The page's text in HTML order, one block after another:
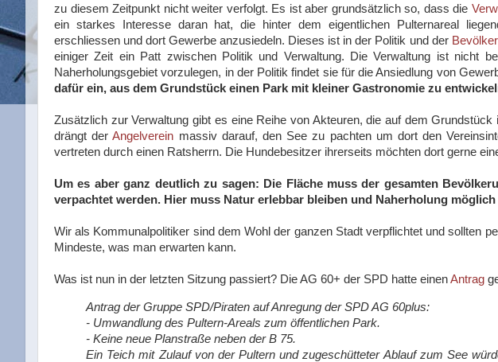
zu diesem Zeitpunkt nicht weiter verfolgt. Es ist aber grundsätzlich so, dass die
ein starkes Interesse daran hat, die hinter dem eigentlichen Pulternareal
erschliessen und dort Gewerbe anzusiedeln. Dieses ist in der Politik und der
einiger Zeit ein Patt zwischen Politik und Verwaltung. Die Verwaltung ist nicht
Naherholungsgebiet vorzulegen, in der Politik findet sie für die Ansiedlung von
dafür ein, aus dem Grundstück einen Park mit kleiner Gastronomie zu
Zusätzlich zur Verwaltung gibt es eine Reihe von Akteuren, die auf dem
drängt derAngelverein massiv darauf, den See zu pachten um dort den
vertreten durch einen Ratsherrn. Die Hundebesitzer ihrerseits möchten dort gerne
Um es aber ganz deutlich zu sagen: Die Fläche muss der gesamten
verpachtet werden. Hier muss Natur erlebbar bleiben und Naherholung möglich
Wir als Kommunalpolitiker sind dem Wohl der ganzen Stadt verpflichtet und sollten
Mindeste, was man erwarten kann.
Was ist nun in der letzten Sitzung passiert? Die AG 60+ der SPD hatte einenAntrag
Antrag der Gruppe SPD/Piraten auf Anregung der SPD AG 60plus:
- Umwandlung des Pultern-Areals zum öffentlichen Park.
- Keine neue Planstraße neben der B 75.
Ein Teich mit Zulauf von der Pultern und zugeschütteter Ablauf zum See